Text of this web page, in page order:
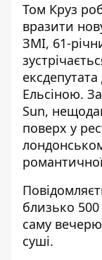
Том Круз
вразити
ЗМІ, 61-
Ельсіною.
Sun,
поверх у
близько 500
саму
суші.